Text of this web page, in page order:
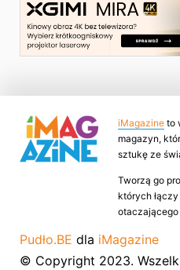
iMagazine to
magazyn,
sztukę ze
Tworzą go
których
otaczającego
Pudło.BE dla iMagazine
© Copyright 2023.